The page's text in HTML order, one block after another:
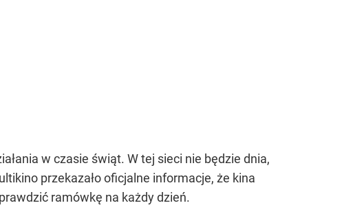
w czasie świąt. W tej sieci nie będzie dnia,
przekazało oficjalne informacje, że kina
ramówkę na każdy dzień.